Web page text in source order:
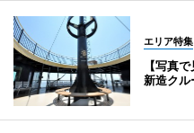
エリア特集
【写真
新造クル